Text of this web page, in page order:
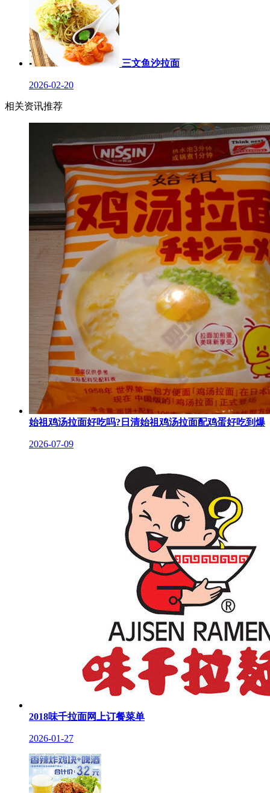
三文鱼沙拉面
2026-02-20
相关资讯推荐
始祖鸡汤拉面好吃吗?日清始祖鸡汤拉面配鸡蛋好吃到爆
2026-07-09
2018味千拉面网上订餐菜单
2026-01-27